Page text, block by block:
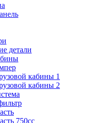
детали
кабины 1
кабины 2
750cc